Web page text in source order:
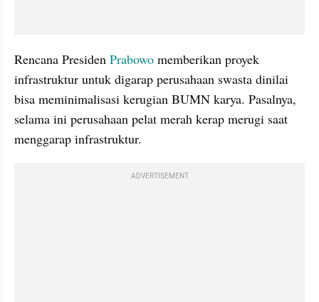
Rencana Presiden Prabowo memberikan proyek
infrastruktur untuk digarap perusahaan swasta dinilai
bisa meminimalisasi kerugian BUMN karya. Pasalnya,
selama ini perusahaan pelat merah kerap merugi saat
menggarap infrastruktur.
ADVERTISEMENT